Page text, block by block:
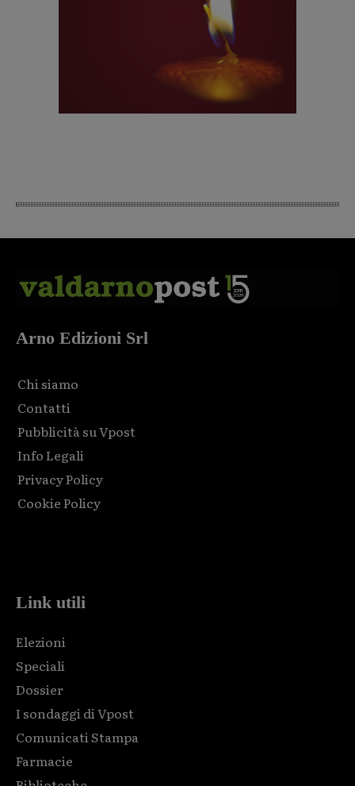
Arno Edizioni Srl
Chi siamo
Contatti
Pubblicità su Vpost
Info Legali
Privacy Policy
Cookie Policy
Link utili
Elezioni
Speciali
Dossier
I sondaggi di Vpost
Comunicati Stampa
Farmacie